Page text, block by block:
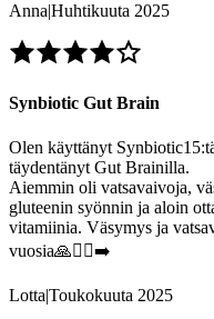
Anna|Huhtikuuta 2025
Synbiotic Gut Brain
Olen käyttänyt
täydentänyt Gut Brainilla.
Aiemmin oli vatsavaivoja,
gluteenin syönnin ja aloin
vitamiinia. Väsymys ja
vuosia🙏🏃‍♀️‍➡️
Lotta|Toukokuuta 2025